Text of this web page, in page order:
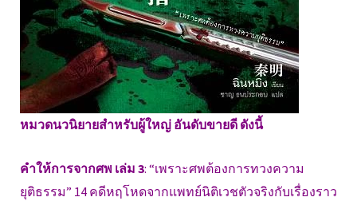
หมวดนวนิยายสำหรับผู้ใหญ่ อันดับขายดี ดังนี้
คำให้การจากศพ เล่ม 3: “เพราะศพต้องการทวงความ
ยุติธรรม” 14 คดีหฤโหดจากแพทย์นิติเวชตัวจริงกับเรื่องราว